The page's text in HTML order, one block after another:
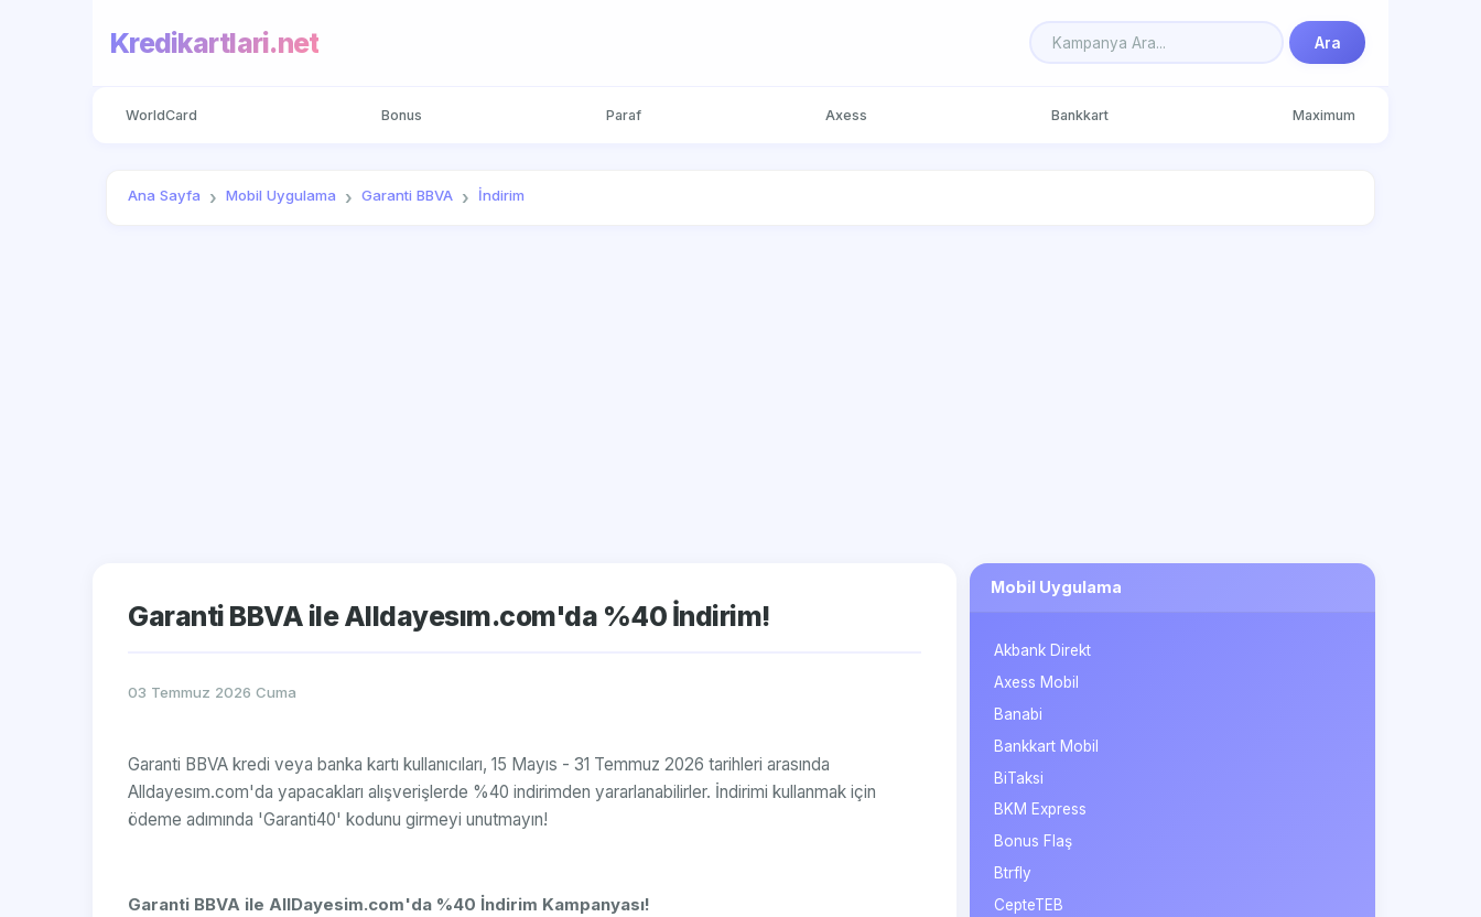
Kredikartlari.net Ara
WorldCard Bonus Paraf Axess Bankkart Maximum
Ana Sayfa Mobil Uygulama Garanti BBVA İndirim
Garanti BBVA ile Alldayesım.com'da %40 İndirim!
03 Temmuz 2026 Cuma
Garanti BBVA kredi veya banka kartı kullanıcıları, 15 Mayıs - 31 Temmuz 2026 tarihleri arasında
Alldayesım.com'da yapacakları alışverişlerde %40 indirimden yararlanabilirler. İndirimi kullanmak için
ödeme adımında 'Garanti40' kodunu girmeyi unutmayın!
Garanti BBVA ile AllDayesim.com'da %40 İndirim Kampanyası!
Mobil Uygulama
Akbank Direkt
Axess Mobil
Banabi
Bankkart Mobil
BiTaksi
BKM Express
Bonus Flaş
Btrfly
CepteTEB